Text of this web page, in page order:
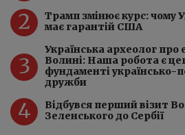
2
Трамп змінює курс: чому
має гарантій США
3
Українська археолог про
Волині: Наша робота є
фундаменті українсько-
дружби
4
Відбувся перший візит
Зеленського до Сербії